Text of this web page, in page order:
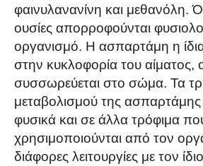
φαινυλανανίνη και μεθανόλη.
ουσίες απορροφούνται
οργανισμό. Η ασπαρτάμη η
στην κυκλοφορία του αίματος,
συσσωρεύεται στο σώμα. Τα
μεταβολισμού της
φυσικά και σε άλλα τρόφιμα
χρησιμοποιούνται από τον
διάφορες λειτουργίες με τον